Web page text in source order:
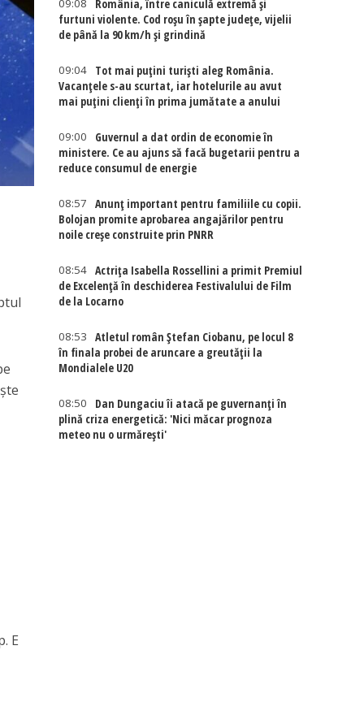
E
09:08
România, între caniculă extremă și
furtuni violente. Cod roșu în șapte județe, vijelii
de până la 90 km/h și grindină
09:04
Tot mai puțini turiști aleg România.
Vacanțele s-au scurtat, iar hotelurile au avut
mai puțini clienți în prima jumătate a anului
09:00
Guvernul a dat ordin de economie în
ministere. Ce au ajuns să facă bugetarii pentru a
reduce consumul de energie
08:57
Anunț important pentru familiile cu copii.
Bolojan promite aprobarea angajărilor pentru
noile creșe construite prin PNRR
08:54 Actriţa Isabella Rossellini a primit Premiul
de Excelenţă în deschiderea Festivalului de Film
de la Locarno
08:53
Atletul român Ștefan Ciobanu, pe locul 8
în finala probei de aruncare a greutății la
Mondialele U20
08:50
Dan Dungaciu îi atacă pe guvernanți în
plină criza energetică: 'Nici măcar prognoza
meteo nu o urmărești'